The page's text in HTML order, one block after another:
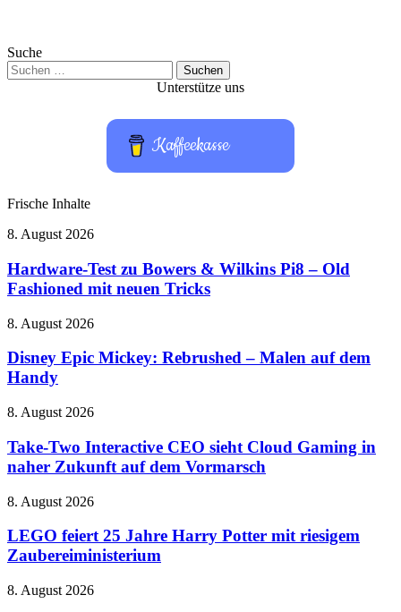
Suche
Suchen
nach:
Unterstütze uns
Kaffeekasse
Frische Inhalte
Hardware-
zu
Bowers
&
Pi8
Old
Fashioned
neuen
8. August 2026
Hardware-Test zu Bowers & Wilkins Pi8 – Old
Fashioned mit neuen Tricks
Disney
Mickey:
Rebrushed
–
auf
Handy
8. August 2026
Disney Epic Mickey: Rebrushed – Malen auf dem
Handy
Take-
Interactive
CEO
sieht
Gaming
naher
Zukunft
dem
8. August 2026
Take-Two Interactive CEO sieht Cloud Gaming in
naher Zukunft auf dem Vormarsch
LEGO
25
Jahre
Harry
mit
8. August 2026
LEGO feiert 25 Jahre Harry Potter mit riesigem
Zaubereiministerium
THQ
8. August 2026